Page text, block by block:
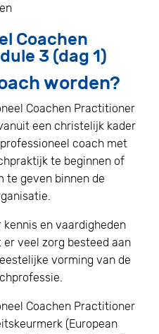
Coachen
3 (dag 1)
worden?
Coachen Practitioner
een christelijk kader
coach met
te beginnen of
te geven binnen de
en vaardigheden
veel zorg besteed aan
vorming van de
Coachen Practitioner
(European